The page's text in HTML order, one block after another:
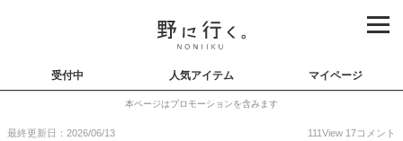
受付中 人気アイテム マイページ
本ページはプロモーションを含みます
最終更新日：2026/06/13 111View 17コメント